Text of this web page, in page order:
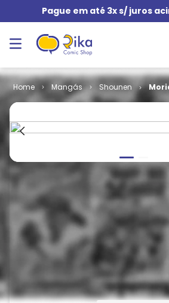
Pague em até 3x s/ juros
Mangás Shounen